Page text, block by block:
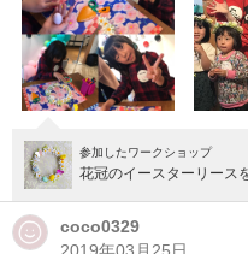
参加したワークショップ
花冠のイースターリース
coco0329